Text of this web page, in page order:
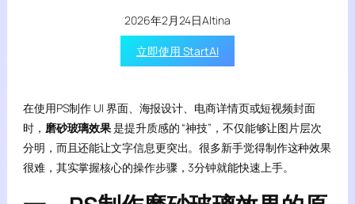
2026年2月24日Altina
立即使用 StartAI
在使用PS制作 UI 界面、海报设计、电商详情页或短视频封面
时， 磨砂玻璃效果是提升质感的 “神技”，不仅能够让图片层次
分明，而且还能让文字信息更突出。很多新手觉得制作这种效果
很难，其实掌握核心的操作步骤，3分钟就能快速上手。